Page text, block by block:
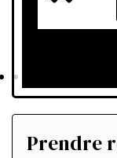
Prendre